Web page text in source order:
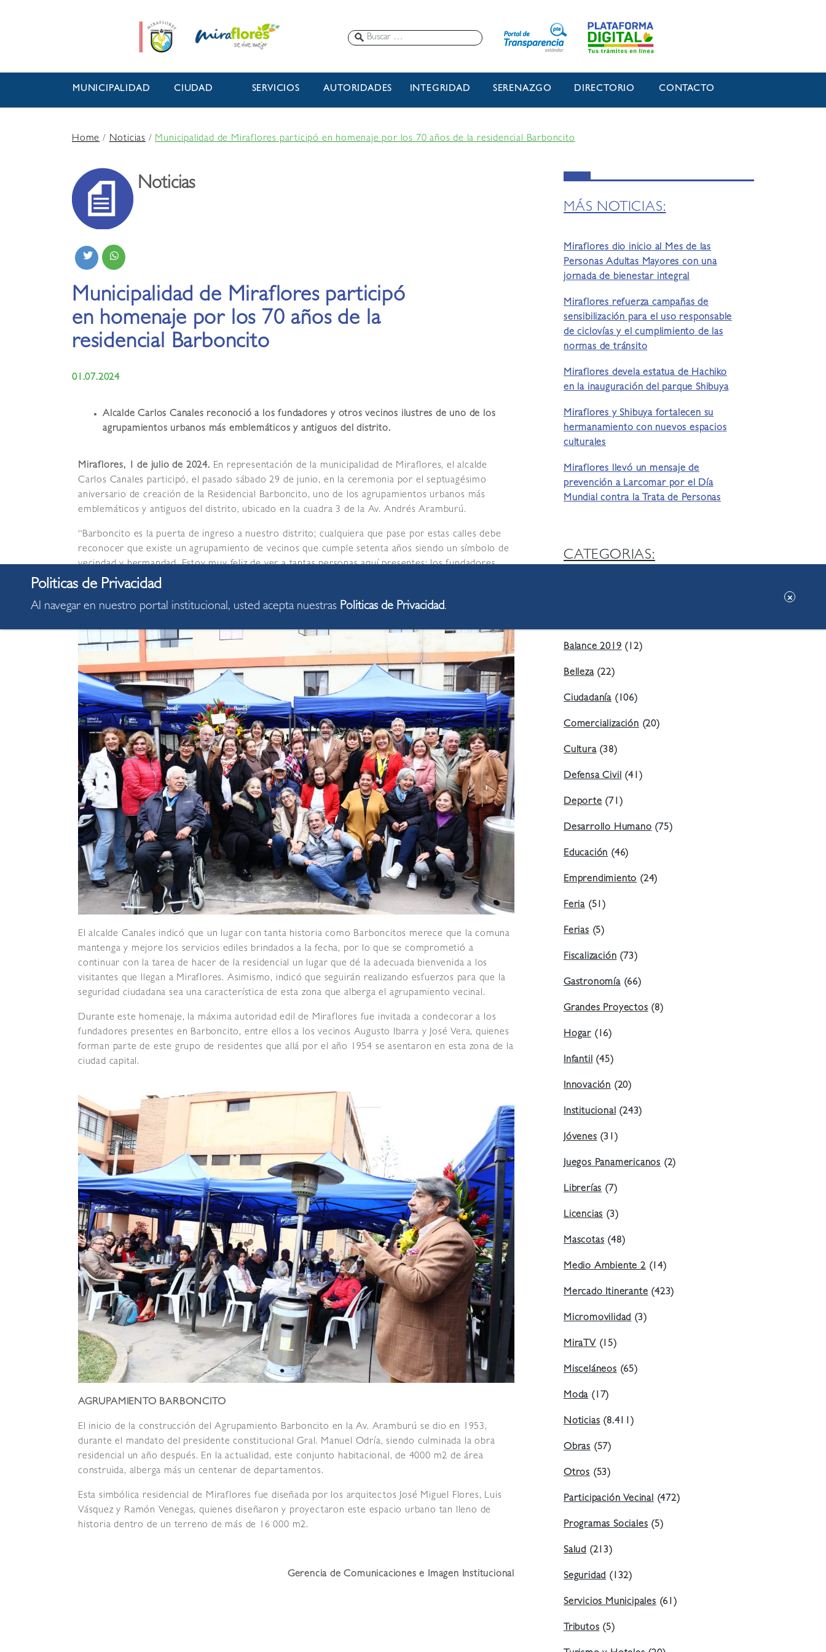
MUNICIPALIDAD CIUDAD SERVICIOS AUTORIDADES INTEGRIDAD SERENAZGO DIRECTORIO CONTACTO
Home/Noticias /Municipalidad de Miraflores participó en homenaje por los 70 años de la residencial Barboncito
Noticias
Municipalidad de Miraflores participó
en homenaje por los 70 años de la
residencial Barboncito
01.07.2024
Alcalde Carlos Canales reconoció a los fundadores y otros vecinos ilustres de uno de los
agrupamientos urbanos más emblemáticos y antiguos del distrito.
Miraflores, 1 de julio de 2024. En representación de la municipalidad de Miraflores, el alcalde
Carlos Canales participó, el pasado sábado 29 de junio, en la ceremonia por el septuagésimo
aniversario de creación de la Residencial Barboncito, uno de los agrupamientos urbanos más
emblemáticos y antiguos del distrito, ubicado en la cuadra 3 de la Av. Andrés Aramburú.
“Barboncito es la puerta de ingreso a nuestro distrito; cualquiera que pase por estas calles debe
reconocer que existe un agrupamiento de vecinos que cumple setenta años siendo un símbolo de
vecindad y hermandad. Estoy muy feliz de ver a tantas personas aquí presentes: los fundadores,
hijos de fundadores, nietos y hasta bisnietos de quienes trabajaron muy duro para hacer que
El alcalde Canales indicó que un lugar con tanta historia como Barboncitos merece que la comuna
mantenga y mejore los servicios ediles brindados a la fecha, por lo que se comprometió a
continuar con la tarea de hacer de la residencial un lugar que dé la adecuada bienvenida a los
visitantes que llegan a Miraflores. Asimismo, indicó que seguirán realizando esfuerzos para que la
seguridad ciudadana sea una característica de esta zona que alberga el agrupamiento vecinal.
Durante este homenaje, la máxima autoridad edil de Miraflores fue invitada a condecorar a los
fundadores presentes en Barboncito, entre ellos a los vecinos Augusto Ibarra y José Vera, quienes
forman parte de este grupo de residentes que allá por el año 1954 se asentaron en esta zona de la
ciudad capital.
AGRUPAMIENTO BARBONCITO
El inicio de la construcción del Agrupamiento Barboncito en la Av. Aramburú se dio en 1953,
durante el mandato del presidente constitucional Gral. Manuel Odría, siendo culminada la obra
residencial un año después. En la actualidad, este conjunto habitacional, de 4000 m2 de área
construida, alberga más un centenar de departamentos.
Esta simbólica residencial de Miraflores fue diseñada por los arquitectos José Miguel Flores, Luis
Vásquez y Ramón Venegas, quienes diseñaron y proyectaron este espacio urbano tan lleno de
historia dentro de un terreno de más de 16 000 m2.
Gerencia de Comunicaciones e Imagen Institucional
MÁS NOTICIAS:
Miraflores dio inicio al Mes de las
Personas Adultas Mayores con una
jornada de bienestar integral
Miraflores refuerza campañas de
sensibilización para el uso responsable
de ciclovías y el cumplimiento de las
normas de tránsito
Miraflores devela estatua de Hachiko
en la inauguración del parque Shibuya
Miraflores y Shibuya fortalecen su
hermanamiento con nuevos espacios
culturales
Miraflores llevó un mensaje de
prevención a Larcomar por el Día
Mundial contra la Trata de Personas
CATEGORIAS:
Balance 2019(12)
Belleza(22)
Ciudadanía (106)
Comercialización(20)
Cultura(38)
Defensa Civil(41)
Deporte(71)
Desarrollo Humano(75)
Educación(46)
Emprendimiento(24)
Feria (51)
Ferias(5)
Fiscalización(73)
Gastronomía(66)
Grandes Proyectos(8)
Hogar (16)
Infantil(45)
Innovación (20)
Institucional(243)
Jóvenes(31)
Juegos Panamericanos (2)
Librerías(7)
Licencias(3)
Mascotas(48)
Medio Ambiente 2(14)
Mercado Itinerante(423)
Micromovilidad(3)
MiraTV(15)
Misceláneos(65)
Moda(17)
Noticias(8.411)
Obras (57)
Otros (53)
Participación Vecinal(472)
Programas Sociales(5)
Salud (213)
Seguridad(132)
Servicios Municipales(61)
Tributos(5)
Al navegar en nuestro portal institucional, usted acepta nuestras Politicas de Privacidad.